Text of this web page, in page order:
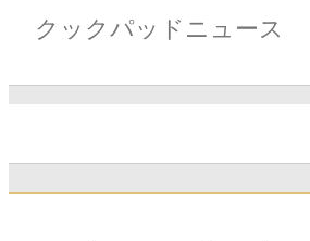
クックパッドニュース